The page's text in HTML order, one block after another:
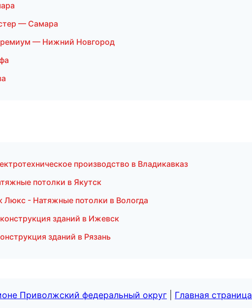
— Самара
— Нижний Новгород
производство в Владикавказ
потолки в Якутск
Люкс - Натяжные потолки в Вологда
зданий в Ижевск
зданий в Рязань
Приволжский федеральный округ Главная страница